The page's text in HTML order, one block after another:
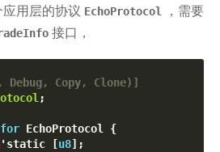
用层的协议 EchoProtocol
，需要
接口，
Copy, Clone) ]
;
for EchoProtocol {
'static [u8];